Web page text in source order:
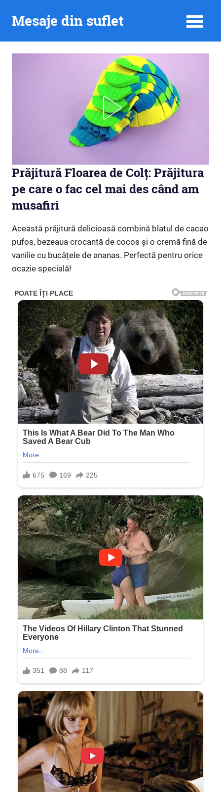
Mesaje din suflet
Prăjitură Floarea de Colț: Prăjitura
pe care o fac cel mai des când am
musafiri
Această prăjitură delicioasă combină blatul de cacao
pufos, bezeaua crocantă de cocos și o cremă fină de
vanilie cu bucățele de ananas. Perfectă pentru orice
ocazie specială!